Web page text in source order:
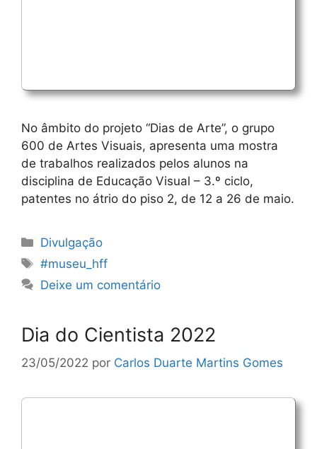
No âmbito do projeto “Dias de Arte”, o grupo
600 de Artes Visuais, apresenta uma mostra
de trabalhos realizados pelos alunos na
disciplina de Educação Visual – 3.º ciclo,
patentes no átrio do piso 2, de 12 a 26 de maio.
Categorias
Divulgação
Etiquetas
#museu_hff
Deixe um comentário
Dia do Cientista 2022
23/05/2022 por Carlos Duarte Martins Gomes